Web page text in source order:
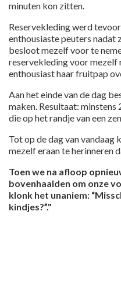
minuten kon zitten.
Reservekleding werd
enthousiaste peuters nadat
besloot mezelf voor te
reservekleding voor mezelf
enthousiast haar fruitpap
Aan het einde van de dag
maken. Resultaat: minstens
die op het randje van een
Tot op de dag van vandaag
mezelf eraan te herinneren
Toen we na afloop
bovenhaalden om onze
klonk het unaniem:
kindjes?”."